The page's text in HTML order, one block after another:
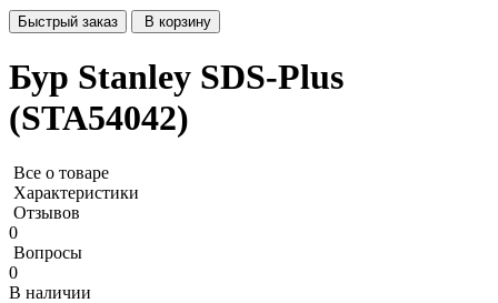
Быстрый заказ В корзину
Бур Stanley SDS-Plus
(STA54042)
Все о товаре
Характеристики
Отзывов
0
Вопросы
0
В наличии